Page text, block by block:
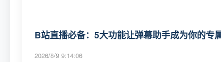
B站直播必备：5大功能让弹幕助手成为你的专
2026/8/9 9:14:06